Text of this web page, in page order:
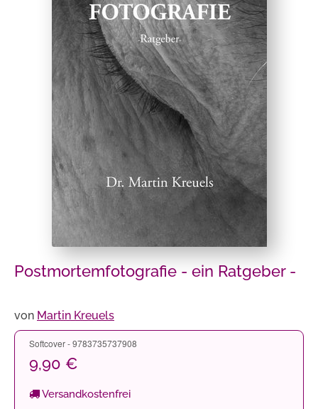
Postmortemfotografie - ein Ratgeber -
von Martin Kreuels
Softcover - 9783735737908
9,90 €
Versandkostenfrei